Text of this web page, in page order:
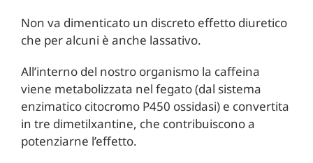
Non va dimenticato un discreto effetto diuretico
che per alcuni è anche lassativo.
All’interno del nostro organismo la caffeina
viene metabolizzata nel fegato (dal sistema
enzimatico citocromo P450 ossidasi) e convertita
in tre dimetilxantine, che contribuiscono a
potenziarne l’effetto.